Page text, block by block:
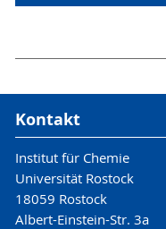
Kontakt
Institut für Chemie
Universität Rostock
18059 Rostock
Albert-Einstein-Str. 3a